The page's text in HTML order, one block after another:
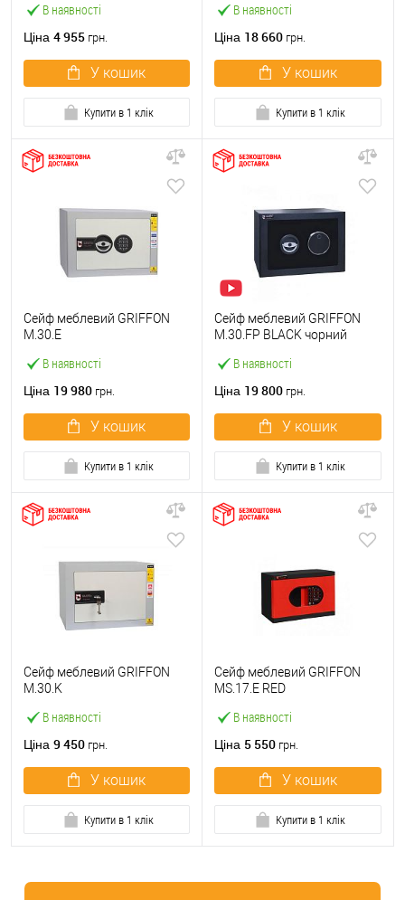
В наявності
Ціна 4 955 грн.
У кошик
Купити в 1 клік
В наявності
Ціна 18 660 грн.
У кошик
Купити в 1 клік
В наявності
Сейф меблевий GRIFFON
M.30.E
Ціна 19 980 грн.
У кошик
Купити в 1 клік
В наявності
Сейф меблевий GRIFFON
M.30.FP BLACK чорний
Ціна 19 800 грн.
У кошик
Купити в 1 клік
В наявності
Сейф меблевий GRIFFON
M.30.K
Ціна 9 450 грн.
У кошик
Купити в 1 клік
В наявності
Сейф меблевий GRIFFON
MS.17.E RED
Ціна 5 550 грн.
У кошик
Купити в 1 клік